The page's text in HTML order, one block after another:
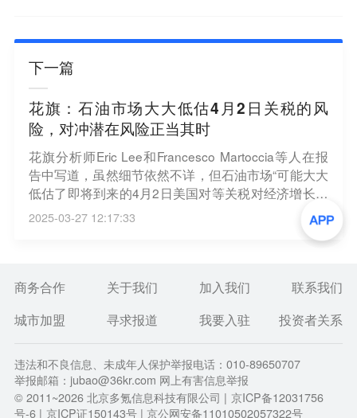
下一篇
花旗：石油市场大大低估4月2日关税的风
险，对冲潜在风险正当其时
花旗分析师Eric Lee和Francesco Martoccia等人在报
告中写道，虽然细节依然不详，但石油市场“可能大大
低估了即将到来的4月2日美国对等关税对经济增长和
大宗商品价格的影响”。该行建议客户利用短线价格上
涨之机，采取对冲措施以防不利后果，或者针对这一
2025-03-27 12:17:33
商务合作 关于我们 加入我们
联系我们
城市加盟
寻求报道 我要入驻 投资者关系
违法和不良信息、未成年人保护举报电话：010-89650707
举报邮箱：jubao@36kr.com 网上有害信息举报
© 2011~2026北京多氪信息科技有限公司 | 京ICP备12031756
号-6 | 京ICP证150143号 | 京公网安备11010502057322号